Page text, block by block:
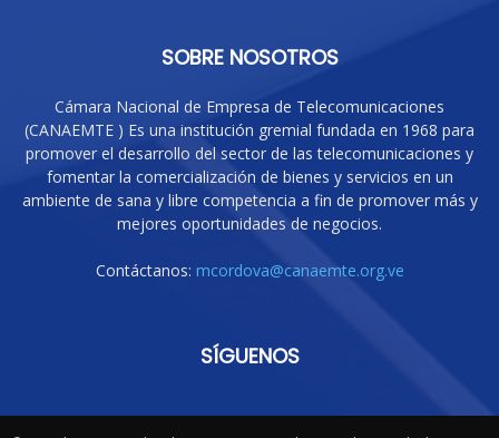
SOBRE NOSOTROS
Cámara Nacional de Empresa de Telecomunicaciones
(CANAEMTE ) Es una institución gremial fundada en 1968 para
promover el desarrollo del sector de las telecomunicaciones y
fomentar la comercialización de bienes y servicios en un
ambiente de sana y libre competencia a fin de promover más y
mejores oportunidades de negocios.
Contáctanos: mcordova@canaemte.org.ve
SÍGUENOS